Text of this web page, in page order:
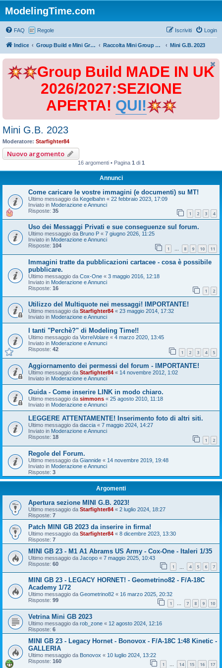
ModelingTime.com
FAQ Regole Login
Iscriviti
Indice Group Build e Mini Group Build Raccolta Mini Group Build Mini G.B. 2023
Group Build MADE IN UK
2026/2027:SEZIONE
APERTA! QUI!
Mini G.B. 2023
Moderatore: Starfighter84
Nuovo argomento
16 argomenti • Pagina 1 di 1
Annunci
Come caricare le vostre immagini (e documenti) su MT!
Ultimo messaggio da Kegelbahn « 22 febbraio 2023, 17:09
Inviato in Moderazione e Annunci
Risposte: 35 1 2 3 4
Uso dei Messaggi Privati e sue conseguenze sul forum.
Ultimo messaggio da Bruno P « 7 giugno 2026, 11:25
Inviato in Moderazione e Annunci
Risposte: 104 1 … 8 9 10 11
Immagini tratte da pubblicazioni cartacee - cosa è possibile
pubblicare.
Ultimo messaggio da Cox-One « 3 maggio 2016, 12:18
Inviato in Moderazione e Annunci
Risposte: 16 1 2
Utilizzo del Multiquote nei messaggi! IMPORTANTE!
Ultimo messaggio da Starfighter84 « 23 maggio 2014, 17:32
Inviato in Moderazione e Annunci
I tanti "Perchè?" di Modeling Time!!
Ultimo messaggio da VorreiVolare « 4 marzo 2020, 13:45
Inviato in Moderazione e Annunci
Risposte: 42 1 2 3 4 5
Aggiornamento dei permessi del forum - IMPORTANTE!
Ultimo messaggio da Starfighter84 « 14 novembre 2012, 1:02
Inviato in Moderazione e Annunci
Guida - Come inserire LINK in modo chiaro.
Ultimo messaggio da simmons « 25 agosto 2010, 11:18
Inviato in Moderazione e Annunci
LEGGERE ATTENTAMENTE! Inserimento foto di altri siti.
Ultimo messaggio da daccia « 7 maggio 2024, 14:27
Inviato in Moderazione e Annunci
Risposte: 18 1 2
Regole del Forum.
Ultimo messaggio da Giannide « 14 novembre 2019, 19:48
Inviato in Moderazione e Annunci
Risposte: 3
Argomenti
Apertura sezione MINI G.B. 2023!
Ultimo messaggio da Starfighter84 « 2 luglio 2024, 18:27
Risposte: 7
Patch MINI GB 2023 da inserire in firma!
Ultimo messaggio da Starfighter84 « 8 dicembre 2023, 13:30
Risposte: 7
MINI GB 23 - M1 A1 Abrams US Army - Cox-One - Italeri 1/35
Ultimo messaggio da Jacopo « 7 maggio 2025, 10:43
Risposte: 60 1 4 5 6 7
MINI GB 23 - LEGACY HORNET! - Geometrino82 - F/A-18C
Academy 1/72
Ultimo messaggio da Geometrino82 « 16 marzo 2025, 20:32
Risposte: 99 1 … 7 8 9 10
Vetrina Mini GB 2023
Ultimo messaggio da rob_zone « 12 agosto 2024, 12:16
Risposte: 6
MINI GB 23 - Legacy Hornet - Bonovox - F/A-18C 1:48 Kinetic -
GALLERIA
Ultimo messaggio da Bonovox « 10 luglio 2024, 13:22
Risposte: 160 1 … 14 15 16 17